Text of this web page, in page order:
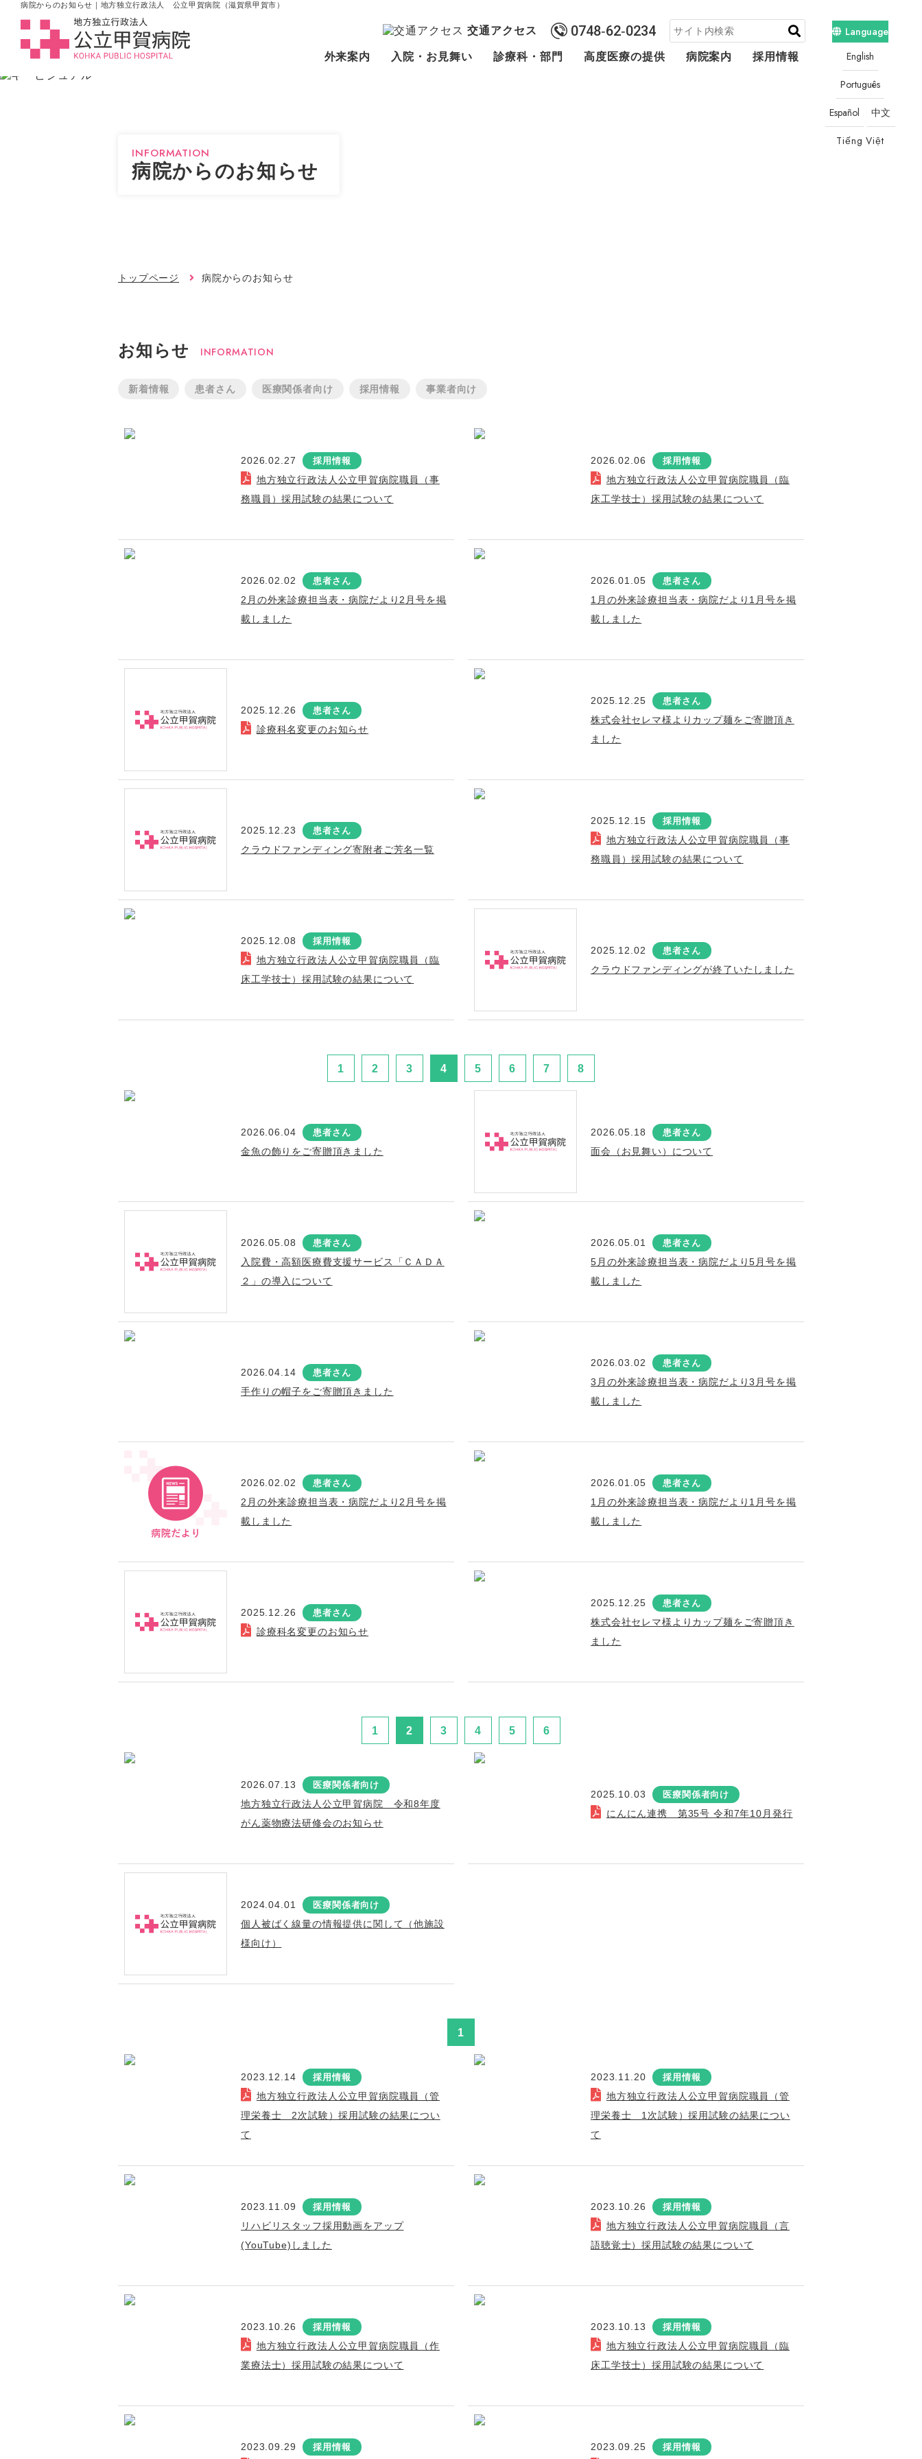
病院からのお知らせ｜地方独立行政法人 公立甲賀病院（滋賀県甲賀市）
交通アクセス 0748‐62‐0234
Language
English
Português
Español 中文
Tiếng Việt
外来案内 入院・お見舞い 診療科・部門 高度医療の提供 病院案内 採用情報 地域連携・相談
INFORMATION
病院からのお知らせ
トップページ 病院からのお知らせ
お知らせ INFORMATION
新着情報 患者さん 医療関係者向け 採用情報 事業者向け
2026.02.27 採用情報
地方独立行政法人公立甲賀病院職員（事
務職員）採用試験の結果について
2026.02.06 採用情報
地方独立行政法人公立甲賀病院職員（臨
床工学技士）採用試験の結果について
2026.02.02 患者さん
2月の外来診療担当表・病院だより2月号を掲
載しました
2026.01.05 患者さん
1月の外来診療担当表・病院だより1月号を掲
載しました
2025.12.26 患者さん
診療科名変更のお知らせ
2025.12.25 患者さん
株式会社セレマ様よりカップ麺をご寄贈頂き
ました
2025.12.23 患者さん
クラウドファンディング寄附者ご芳名一覧
2025.12.15 採用情報
地方独立行政法人公立甲賀病院職員（事
務職員）採用試験の結果について
2025.12.08 採用情報
地方独立行政法人公立甲賀病院職員（臨
床工学技士）採用試験の結果について
2025.12.02 患者さん
クラウドファンディングが終了いたしました
1 2 3 4 5 6 7 8
2026.06.04 患者さん
金魚の飾りをご寄贈頂きました
2026.05.18 患者さん
面会（お見舞い）について
2026.05.08 患者さん
入院費・高額医療費支援サービス「ＣＡＤＡ
２」の導入について
2026.05.01 患者さん
5月の外来診療担当表・病院だより5月号を掲
載しました
2026.04.14 患者さん
手作りの帽子をご寄贈頂きました
2026.03.02 患者さん
3月の外来診療担当表・病院だより3月号を掲
載しました
2026.02.02 患者さん
2月の外来診療担当表・病院だより2月号を掲
載しました
2026.01.05 患者さん
1月の外来診療担当表・病院だより1月号を掲
載しました
2025.12.26 患者さん
診療科名変更のお知らせ
2025.12.25 患者さん
株式会社セレマ様よりカップ麺をご寄贈頂き
ました
1 2 3 4 5 6
2026.07.13 医療関係者向け
地方独立行政法人公立甲賀病院 令和8年度
がん薬物療法研修会のお知らせ
2025.10.03 医療関係者向け
にんにん連携 第35号 令和7年10月発行
2024.04.01 医療関係者向け
個人被ばく線量の情報提供に関して（他施設
様向け）
1
2023.12.14 採用情報
地方独立行政法人公立甲賀病院職員（管
理栄養士 2次試験）採用試験の結果につい
て
2023.11.20 採用情報
地方独立行政法人公立甲賀病院職員（管
理栄養士 1次試験）採用試験の結果につい
て
2023.11.09 採用情報
リハビリスタッフ採用動画をアップ
(YouTube)しました
2023.10.26 採用情報
地方独立行政法人公立甲賀病院職員（言
語聴覚士）採用試験の結果について
2023.10.26 採用情報
地方独立行政法人公立甲賀病院職員（作
業療法士）採用試験の結果について
2023.10.13 採用情報
地方独立行政法人公立甲賀病院職員（臨
床工学技士）採用試験の結果について
2023.09.29 採用情報 2023.09.25 採用情報